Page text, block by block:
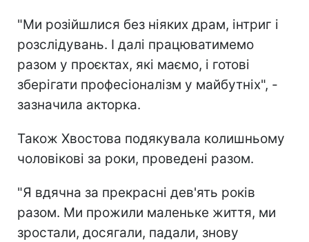
"Ми розійшлися без ніяких драм, інтриг і
розслідувань. І далі працюватимемо
разом у проєктах, які маємо, і готові
зберігати професіоналізм у майбутніх", -
зазначила акторка.
Також Хвостова подякувала колишньому
чоловікові за роки, проведені разом.
"Я вдячна за прекрасні дев'ять років
разом. Ми прожили маленьке життя, ми
зростали, досягали, падали, знову